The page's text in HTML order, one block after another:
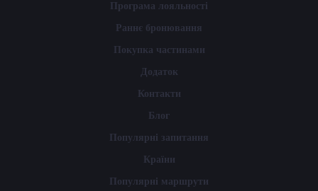
Програма лояльності
Раннє бронювання
Покупка частинами
Додаток
Контакти
Блог
Популярні запитання
Країни
Популярні маршрути